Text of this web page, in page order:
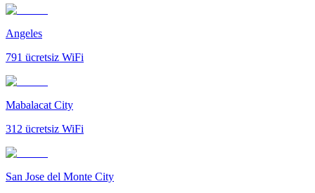
Angeles
791 ücretsiz WiFi
Mabalacat City
312 ücretsiz WiFi
San Jose del Monte City